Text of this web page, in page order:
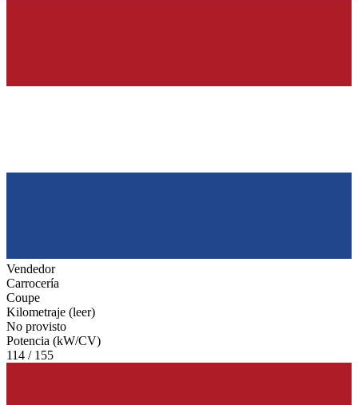
Vendedor
Carrocería
Coupe
Kilometraje (leer)
No provisto
Potencia (kW/CV)
114 / 155